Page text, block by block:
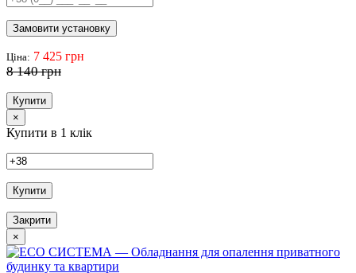
Замовити установку
Ціна: 7 425 грн
8 140 грн
Купити
×
Купити в 1 клік
Купити
Закрити
×